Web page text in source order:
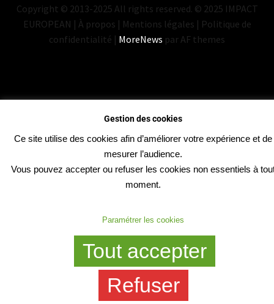
Copyright © 2013-2025 All rights reserved. © 2025 IMPACT
EUROPEAN | À propos | Mentions légales | Politique de
confidentialité | MoreNews par AF themes
Gestion des cookies
Ce site utilise des cookies afin d’améliorer votre expérience et de
mesurer l’audience.
Vous pouvez accepter ou refuser les cookies non essentiels à
moment.
Paramétrer les cookies
Tout accepter
Refuser